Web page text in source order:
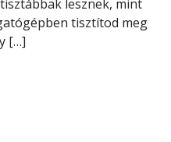
lesznek, mint
tisztítod meg
[…]